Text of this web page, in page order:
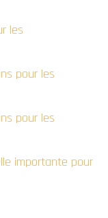
les
pour les
pour les
importante pour